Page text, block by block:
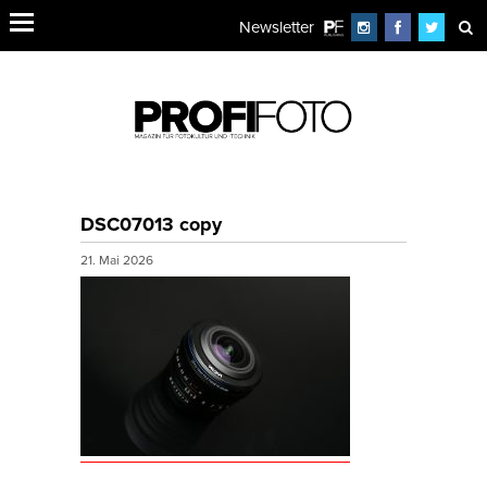
Newsletter
DSC07013 copy
21. Mai 2026